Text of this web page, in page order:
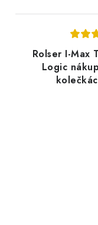
Rolser I-Max
Logic